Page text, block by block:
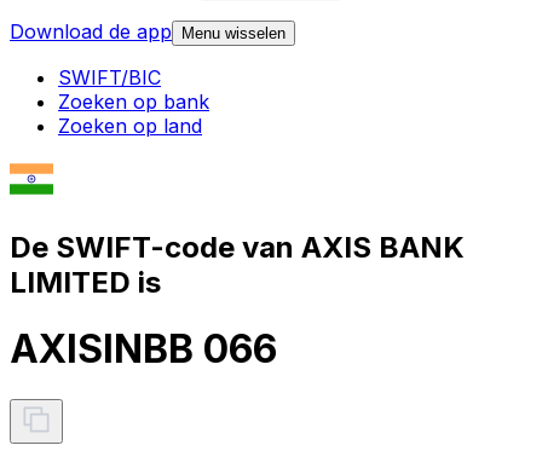
Download de app
Menu wisselen
SWIFT/BIC
Zoeken op bank
Zoeken op land
De SWIFT-code van AXIS BANK
LIMITED is
AXISINBB 066